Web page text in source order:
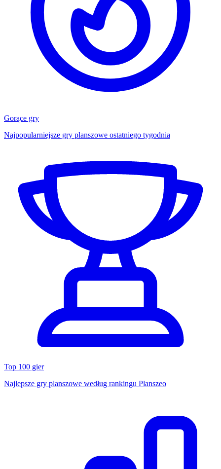
Gorące gry
Najpopularniejsze gry planszowe ostatniego tygodnia
Top 100 gier
Najlepsze gry planszowe według rankingu Planszeo